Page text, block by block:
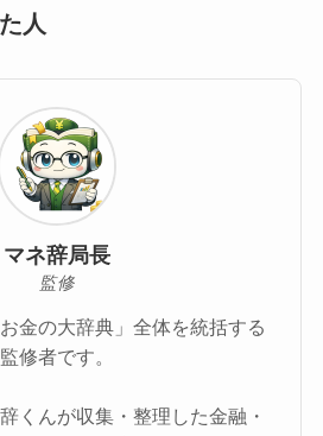
人
マネ辞局長
監修
金の大辞典」全体を統括する
監修者です。
くんが収集・整理した金融・